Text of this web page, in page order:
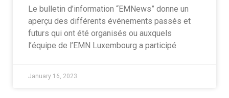
Le bulletin d’information “EMNews” donne un
aperçu des différents événements passés et
futurs qui ont été organisés ou auxquels
l’équipe de l’EMN Luxembourg a participé
January 16, 2023